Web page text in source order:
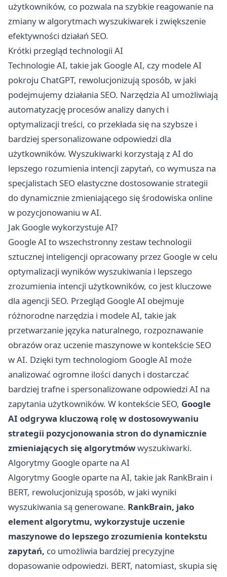
użytkowników, co pozwala na szybkie reagowanie na
zmiany w algorytmach wyszukiwarek i zwiększenie
efektywności działań SEO.
Krótki przegląd technologii AI
Technologie AI, takie jak Google AI, czy modele AI
pokroju ChatGPT, rewolucjonizują sposób, w jaki
podejmujemy działania SEO. Narzędzia AI umożliwiają
automatyzację procesów analizy danych i
optymalizacji treści, co przekłada się na szybsze i
bardziej spersonalizowane odpowiedzi dla
użytkowników. Wyszukiwarki korzystają z AI do
lepszego rozumienia intencji zapytań, co wymusza na
specjalistach SEO elastyczne dostosowanie strategii
do dynamicznie zmieniającego się środowiska online
w pozycjonowaniu w AI.
Jak Google wykorzystuje AI?
Google AI to wszechstronny zestaw technologii
sztucznej inteligencji opracowany przez Google w celu
optymalizacji wyników wyszukiwania i lepszego
zrozumienia intencji użytkowników, co jest kluczowe
dla agencji SEO. Przegląd Google AI obejmuje
różnorodne narzędzia i modele AI, takie jak
przetwarzanie języka naturalnego, rozpoznawanie
obrazów oraz uczenie maszynowe w kontekście SEO
w AI. Dzięki tym technologiom Google AI może
analizować ogromne ilości danych i dostarczać
bardziej trafne i spersonalizowane odpowiedzi AI na
zapytania użytkowników. W kontekście SEO, Google
AI odgrywa kluczową rolę w dostosowywaniu
strategii pozycjonowania stron do dynamicznie
zmieniających się algorytmówwyszukiwarki.
Algorytmy Google oparte na AI
Algorytmy Google oparte na AI, takie jak RankBrain i
BERT, rewolucjonizują sposób, w jaki wyniki
wyszukiwania są generowane. RankBrain, jako
element algorytmu, wykorzystuje uczenie
maszynowe do lepszego zrozumienia kontekstu
zapytań, co umożliwia bardziej precyzyjne
dopasowanie odpowiedzi. BERT, natomiast, skupia się